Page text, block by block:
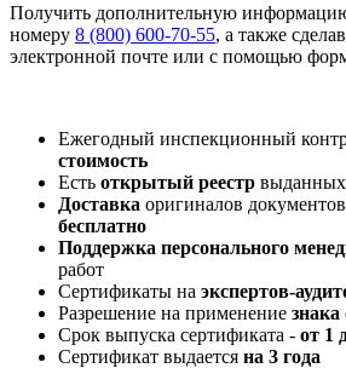
Получить дополнительную
номеру 8 (800) 600-70-55, а также
электронной почте или с помощью
Ежегодный инспекционный
стоимость
Есть открытый реестр выданных
Доставка оригиналов
бесплатно
Поддержка персонального
работ
Сертификаты на экспертов-
Разрешение на применение знака
Срок выпуска сертификата - от 1
Сертификат выдается на 3 года